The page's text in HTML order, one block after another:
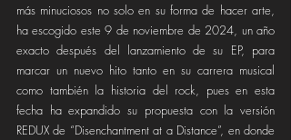
más minuciosos no solo en su forma de hacer arte,
ha escogido este 9 de noviembre de 2024, un año
exacto después del lanzamiento de su EP, para
marcar un nuevo hito tanto en su carrera musical
como también la historia del rock, pues en esta
fecha ha expandido su propuesta con la versión
REDUX de “Disenchantment at a Distance”, en donde